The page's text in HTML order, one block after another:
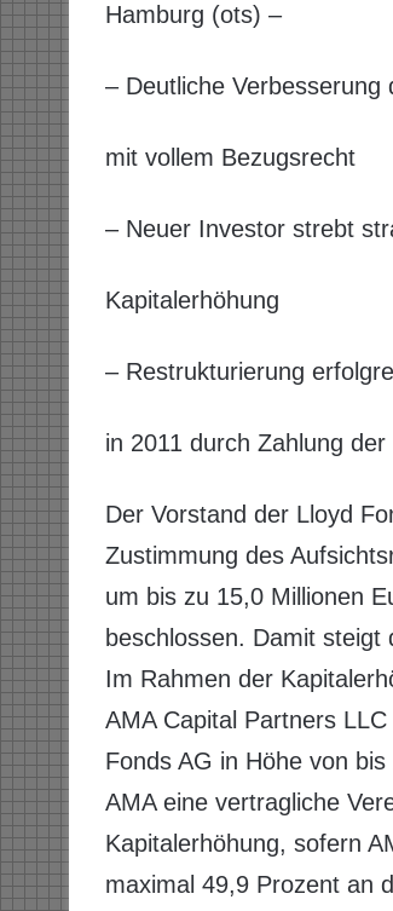
Hamburg (ots) –
– Deutliche
mit vollem Bezugsrecht
– Neuer Investor strebt
Kapitalerhöhung
– Restrukturierung
in 2011 durch Zahlung
Der Vorstand der Lloyd
Zustimmung des
um bis zu 15,0 Millionen
beschlossen. Damit
Im Rahmen der
AMA Capital Partners
Fonds AG in Höhe von
AMA eine vertragliche
Kapitalerhöhung, sofern
maximal 49,9 Prozent an